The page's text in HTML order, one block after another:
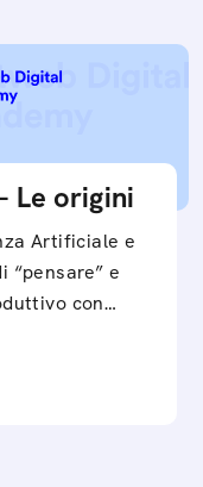
Le origini
Artificiale e
“pensare” e
con